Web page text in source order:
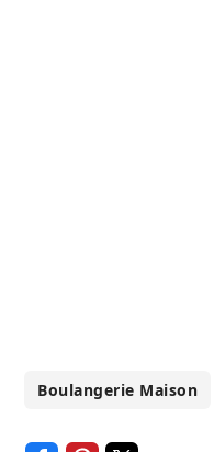
Boulangerie Maison